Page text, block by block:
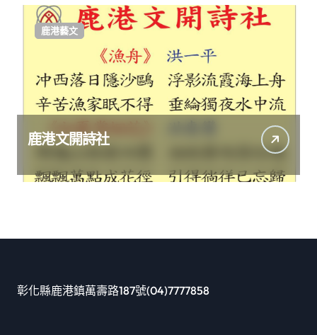
鹿港藝文
鹿港文開詩社
彰化縣鹿港鎮萬壽路187號(04)7777858